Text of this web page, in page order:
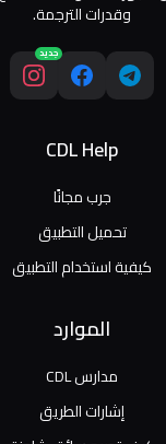
وقدرات الترجمة.
جديد
CDL Help
جرب مجانًا
تحميل التطبيق
كيفية استخدام التطبيق
الموارد
مدارس CDL
إشارات الطريق